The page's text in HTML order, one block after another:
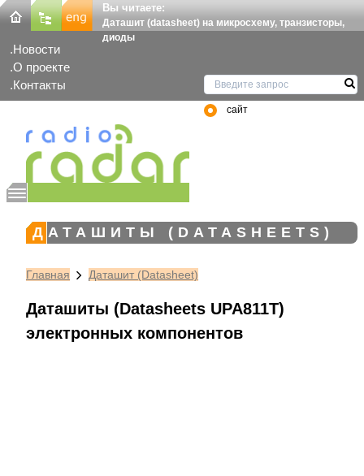
Вы читаете:
Даташит (datasheet) на микросхему, транзисторы,
диоды
Новости
О проекте
Контакты
сайт
ДАТАШИТЫ (DATASHEETS)
Главная Даташит (Datasheet)
Даташиты (Datasheets UPA811T)
электронных компонентов